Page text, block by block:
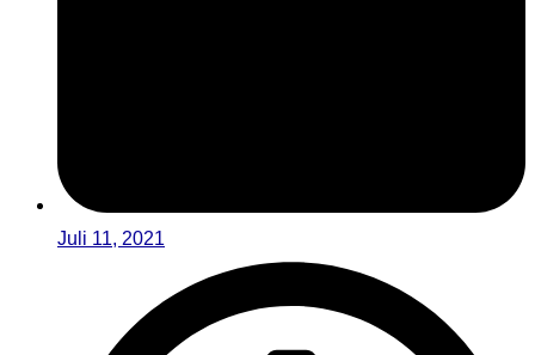
Juli 11, 2021